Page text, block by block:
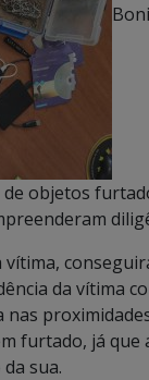
de objetos
vítima,
da vítima
furtado, já
sua.